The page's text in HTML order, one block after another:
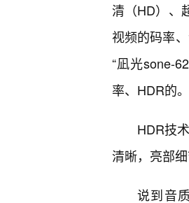
清（HD）、
视频的码率
“凪光sone-
率、HDR的。
HDR技
清晰，亮部
说到音